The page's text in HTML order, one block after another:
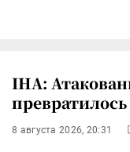
IHA:
8 августа 2026, 20:31